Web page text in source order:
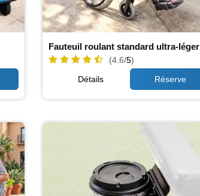
Fauteuil roulant standard ultra-léger
(4.6/5)
Détails